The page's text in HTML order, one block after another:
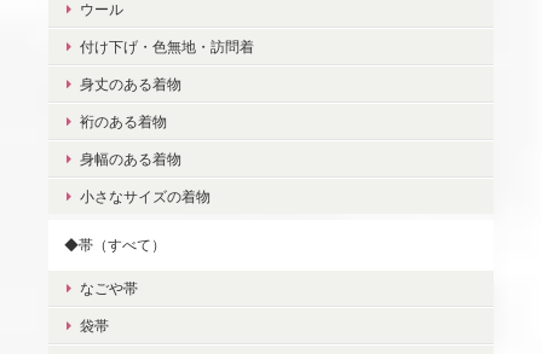
ウール
付け下げ・色無地・訪問着
身丈のある着物
裄のある着物
身幅のある着物
小さなサイズの着物
◆帯（すべて）
なごや帯
袋帯